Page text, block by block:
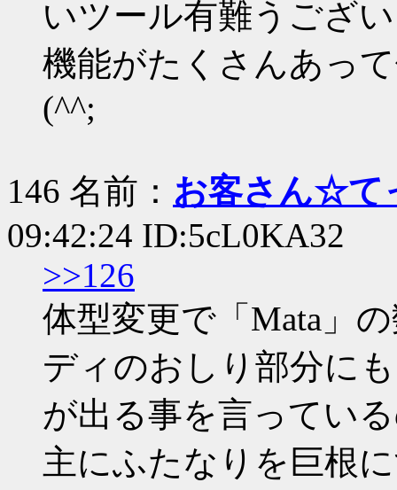
いツール有難うござ
機能がたくさんあっ
(^^;
146 名前： お客さん☆て
09:42:24 ID:5cL0KA32
>>126
体型変更で「Mata」
ディのおしり部分に
が出る事を言ってい
主にふたなりを巨根